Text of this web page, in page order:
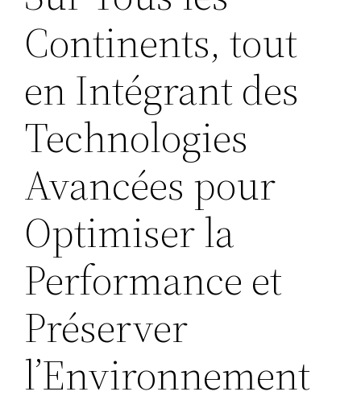
Continents, tout
en Intégrant des
Technologies
Avancées pour
Optimiser la
Performance et
Préserver
l’Environnement